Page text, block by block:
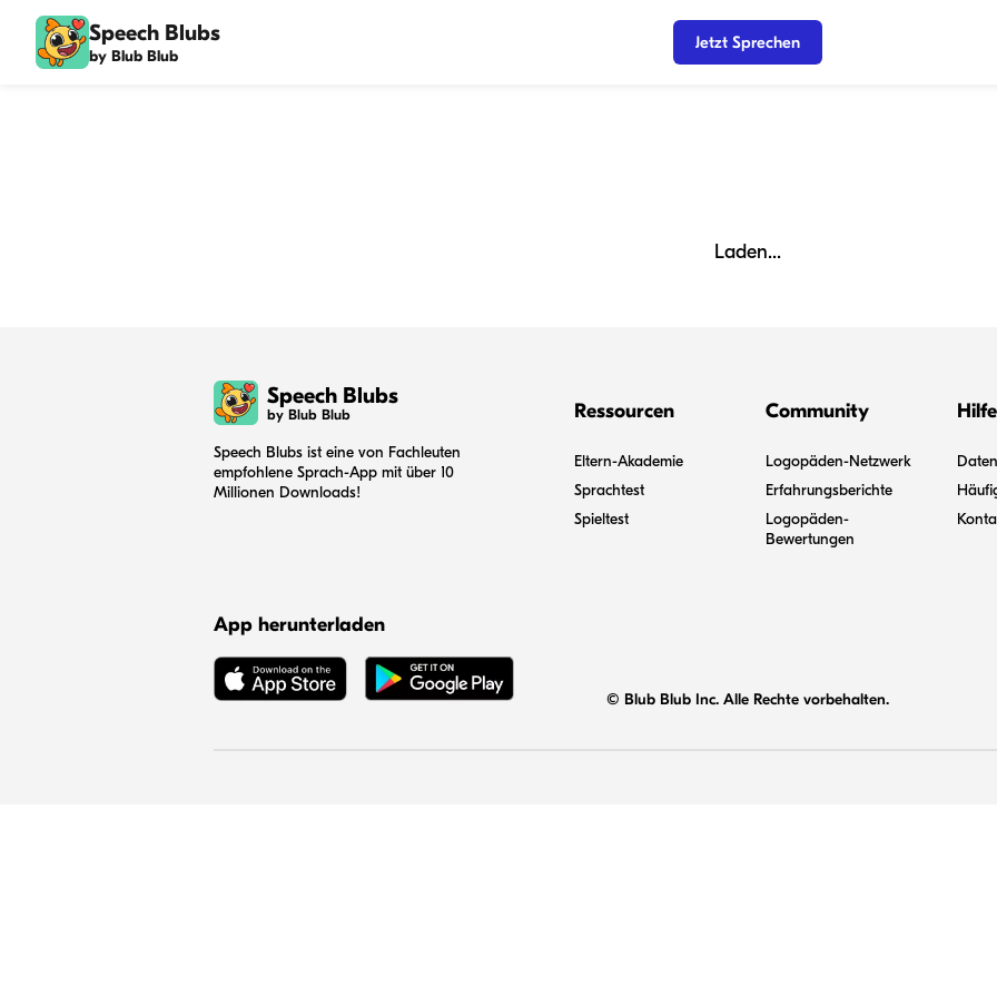
Speech Blubs
by Blub Blub
Jetzt Sprechen
Laden...
Speech Blubs
by Blub Blub
Speech Blubs ist eine von Fachleuten
empfohlene Sprach-App mit über 10
Millionen Downloads!
Ressourcen
Eltern-Akademie
Sprachtest
Spieltest
Community
Logopäden-Netzwerk
Erfahrungsberichte
Logopäden-
Bewertungen
Hilfe
App herunterladen
© Blub Blub Inc. Alle Rechte vorbehalten.